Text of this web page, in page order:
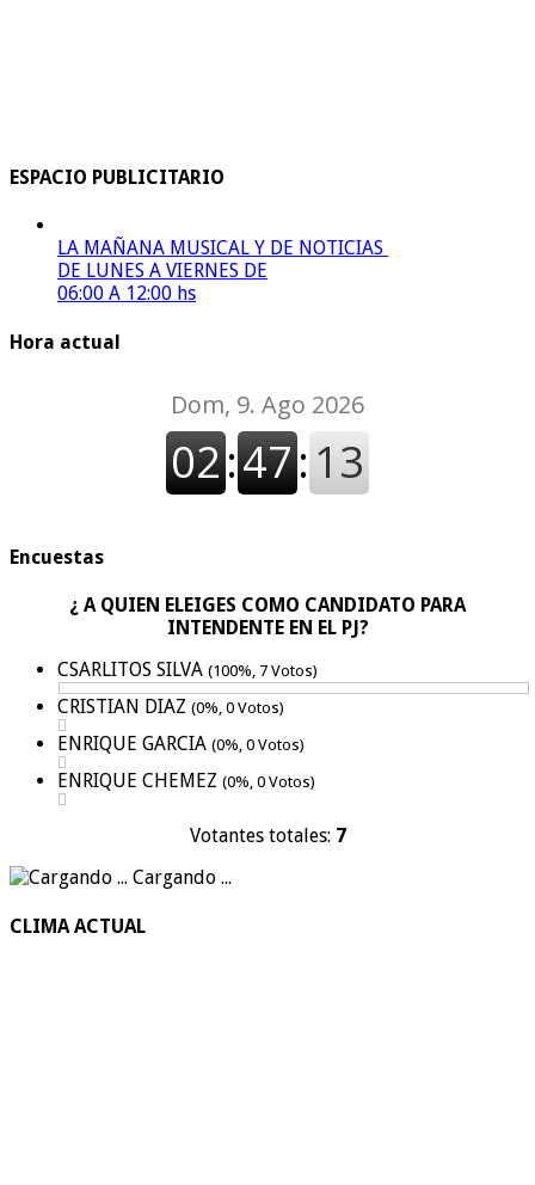
ESPACIO PUBLICITARIO
LA MAÑANA MUSICAL Y DE NOTICIAS
DE LUNES A VIERNES DE
06:00 A 12:00 hs
Hora actual
Encuestas
¿ A QUIEN ELEIGES COMO CANDIDATO PARA
INTENDENTE EN EL PJ?
CSARLITOS SILVA (100%, 7 Votos)
CRISTIAN DIAZ (0%, 0 Votos)
ENRIQUE GARCIA (0%, 0 Votos)
ENRIQUE CHEMEZ (0%, 0 Votos)
Votantes totales: 7
Cargando ...
CLIMA ACTUAL